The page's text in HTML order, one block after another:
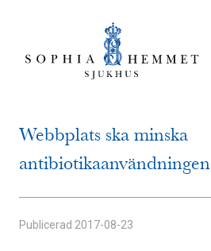
Webbplats ska minska
antibiotikaanvändningen
Publicerad 2017-08-23